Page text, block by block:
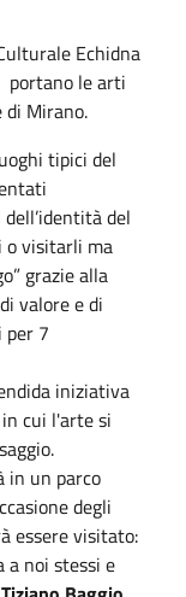
Echidna
portano le arti
di Mirano.
tipici del
del
o visitarli ma
grazie alla
valore e di
per 7
iniziativa
cui l'arte si
in un parco
degli
essere visitato:
a noi stessi e